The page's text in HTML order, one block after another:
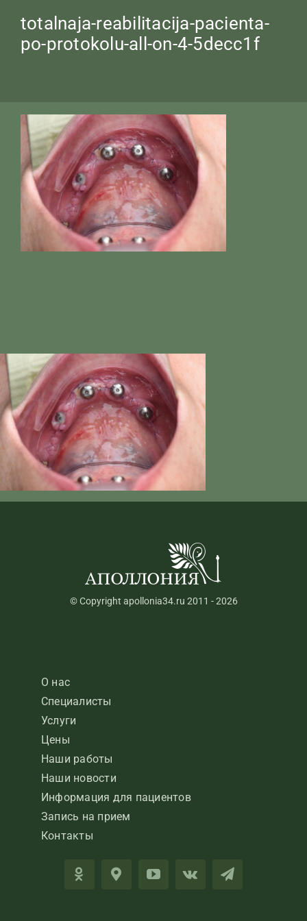
totalnaja-reabilitacija-pacienta-
po-protokolu-all-on-4-5decc1f
© Copyright apollonia34.ru 2011 - 2026
О нас
Специалисты
Услуги
Цены
Наши работы
Наши новости
Информация для пациентов
Запись на прием
Контакты